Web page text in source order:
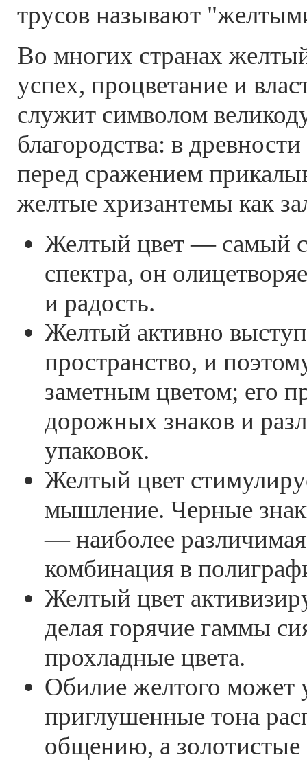
трусов называют
Во многих странах
успех, процветание и
служит символом
благородства: в
перед сражением
желтые хризантемы как
Желтый цвет — самый
спектра, он
и радость.
Желтый активно
пространство, и
заметным цветом; его
дорожных знаков и
упаковок.
Желтый цвет
мышление. Черные
— наиболее различимая
комбинация в
Желтый цвет
делая горячие гаммы
прохладные цвета.
Обилие желтого может
приглушенные тона
общению, а золотистые